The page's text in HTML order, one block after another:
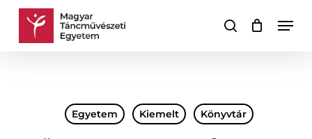
Skip
keresés
Kosár Kosár
Egyetem Kiemelt Könyvtár